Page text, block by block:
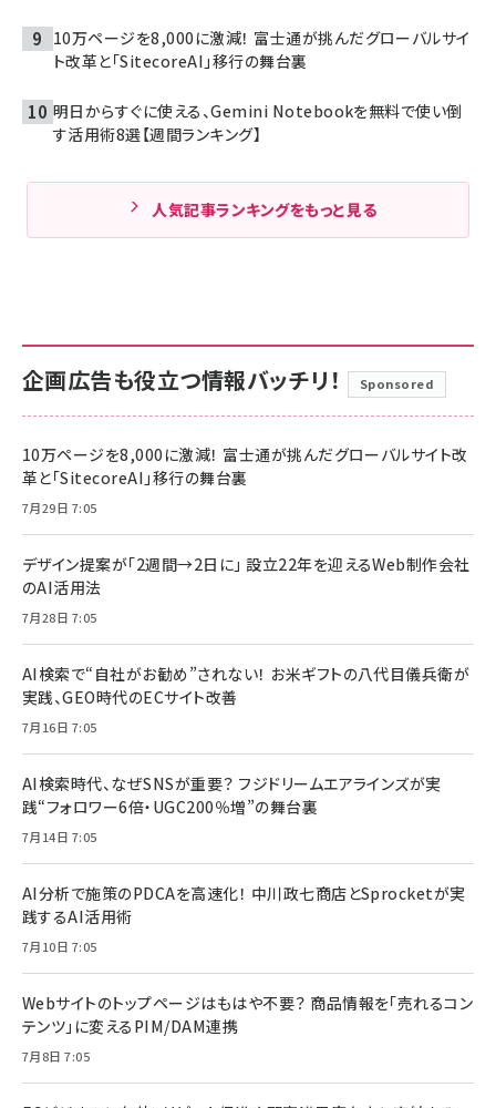
10万ページを8,000に激減！ 富士通が挑んだグローバルサイ
ト改革と「SitecoreAI」移行の舞台裏
明日からすぐに使える、Gemini Notebookを無料で使い倒
す活用術8選【週間ランキング】
人気記事ランキングをもっと見る
企画広告も役立つ情報バッチリ！ Sponsored
10万ページを8,000に激減！ 富士通が挑んだグローバルサイト改
革と「SitecoreAI」移行の舞台裏
7月29日 7:05
デザイン提案が「2週間→2日に」 設立22年を迎えるWeb制作会社
のAI活用法
7月28日 7:05
AI検索で“自社がお勧め”されない！ お米ギフトの八代目儀兵衛が
実践、GEO時代のECサイト改善
7月16日 7:05
AI検索時代、なぜSNSが重要？ フジドリームエアラインズが実
践“フォロワー6倍・UGC200％増”の舞台裏
7月14日 7:05
AI分析で施策のPDCAを高速化！ 中川政七商店とSprocketが実
践するAI活用術
7月10日 7:05
Webサイトのトップページはもはや不要？ 商品情報を「売れるコン
テンツ」に変えるPIM/DAM連携
7月8日 7:05